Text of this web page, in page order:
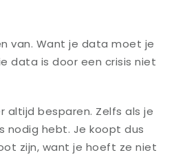
van. Want je data moet je
data is door een crisis niet
altijd besparen. Zelfs als je
nodig hebt. Je koopt dus
zijn, want je hoeft ze niet